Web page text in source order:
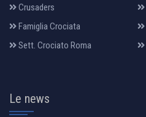
Crusaders
Famiglia Crociata
Sett. Crociato Roma
Le news